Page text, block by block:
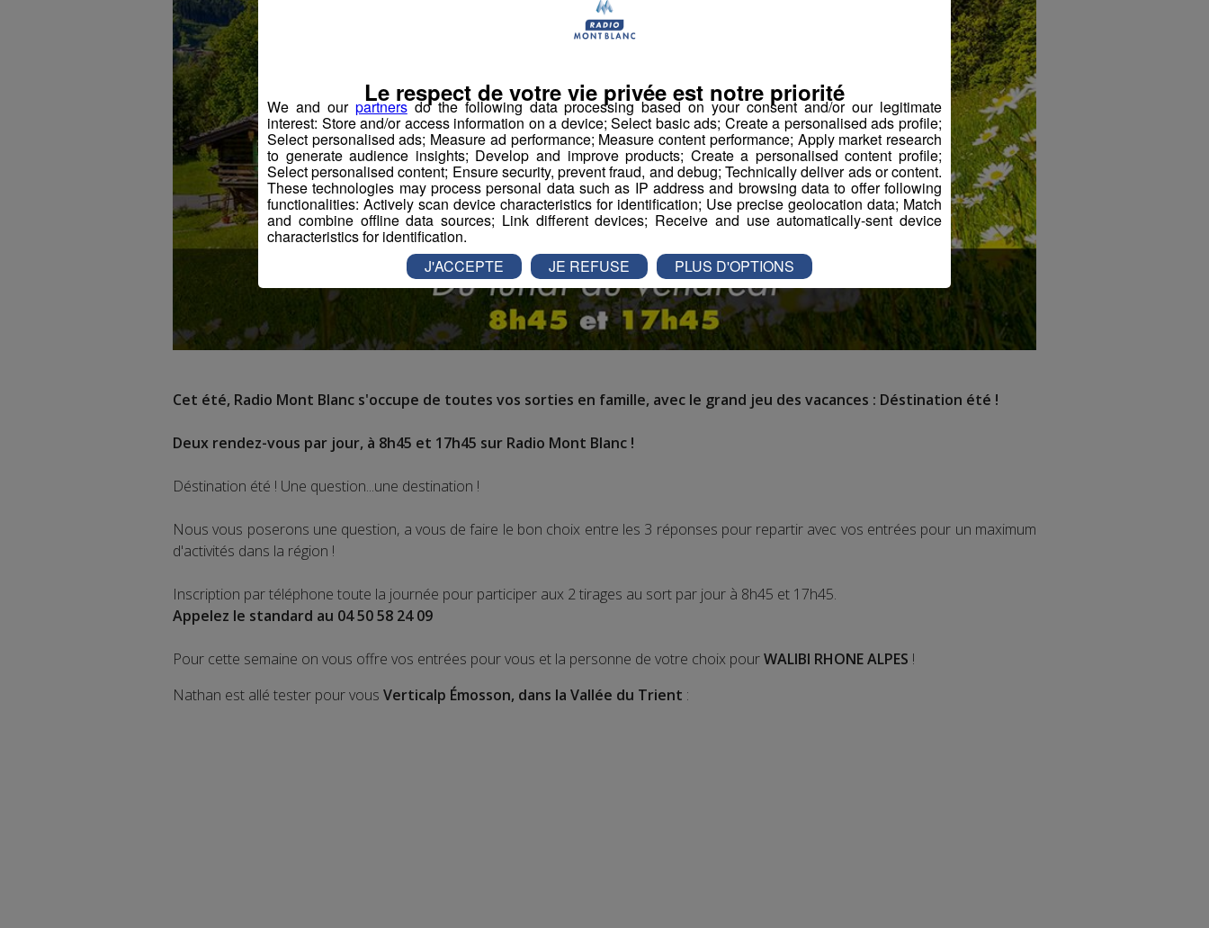
Cet été, Radio Mont Blanc s'occupe de toutes vos sorties en famille, avec le grand jeu des vacances : Déstination été !
Deux rendez-vous par jour, à 8h45 et 17h45 sur Radio Mont Blanc !
Déstination été ! Une question...une destination !
Nous vous poserons une question, a vous de faire le bon choix entre les 3 réponses pour repartir avec vos entrées pour un maximum
d'activités dans la région !
Inscription par téléphone toute la journée pour participer aux 2 tirages au sort par jour à 8h45 et 17h45.
Appelez le standard au 04 50 58 24 09
Pour cette semaine on vous offre vos entrées pour vous et la personne de votre choix pourWALIBI RHONE ALPES !
Nathan est allé tester pour vous Verticalp Émosson, dans la Vallée du Trient :
We and our partnersdo the following data processing based on your consent and/or our legitimate
interest: Store and/or access information on a device; Select basic ads; Create a personalised ads profile;
Select personalised ads; Measure ad performance; Measure content performance; Apply market research
to generate audience insights; Develop and improve products; Create a personalised content profile;
Select personalised content; Ensure security, prevent fraud, and debug; Technically deliver ads or content.
These technologies may process personal data such as IP address and browsing data to offer following
functionalities: Actively scan device characteristics for identification; Use precise geolocation data; Match
and combine offline data sources; Link different devices; Receive and use automatically-sent device
characteristics for identification.
Le respect de votre vie privée est notre priorité
J'ACCEPTE JE REFUSE PLUS D'OPTIONS